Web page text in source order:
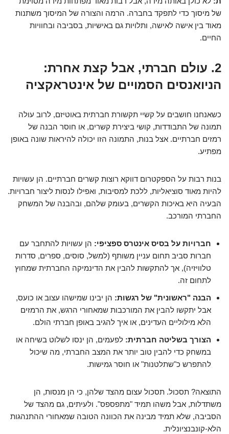
של מיסוך כדי לתפקד בחברה. הרמה והצורה של המיסוך משתנות
מאוד בין אישה לאישה, ותלויות גם באישיות, בסביבה ובחוויות
החיים.
2. עולם חברתי, אבל קצת אחרת:
הניואנסים הסמויים של אינטראקציה
כשאנחנו חושבים על קשיי תקשורת חברתית באוטיזם, לרוב עולה
תמונה של התבודדות, קושי ביצירת קשרים, או חוסר הבנה של
רמזים חברתיים. אצל בנות, התמונה הזו יכולה להיראות שונה באופן
מפתיע.
בנות רבות על הספקטרום דווקא רוצות קשרים חברתיים. הן עשויות
להיות מאוד סוציאליות, ללכת למסיבות, ואפילו לנסות ליצור חברויות.
הבעיה היא באיכות הקשרים, בעומק שלהם, ובהבנה של המשחק
החברתי המורכב.
חברויות על בסיס אינטרס ספציפי: הן עשויות להתחבר עם
חברות סביב תחום עניין משותף (למשל, סוסים, ספרים, סדרות
טלוויזיה), אך להתקשות להבין את הדינמיקה החברתית שמחוץ
לתחום זה.
הבנה "ראשונית" של רגשות: הן יבינו שמישהו עצוב או כועס,
אבל יתקשו להבין את המורכבות שמאחורי הרגש, את הרמזים
הלא מילוליים העדינים, או איך להגיב באופן חברתי הולם.
הצורך בשליטה חברתית: לפעמים, הן ינסו לשלוט בשיחה או
במשחק כדי להבין טוב יותר את המצב החברתי, מה שיכול
להתפרש כ"שתלטנות" או חוסר גמישות.
התוצאה? תסכול. תסכול עצום מהצד שלהן, כי הן מנסות, הן
משתדלות, אבל משהו תמיד "מתפספס". ולעיתים, גם מהצד של
הסביבה, שלא תמיד מבינה את הכוונה הטובה שמאחורי ההתנהגות
הלא-קונבנציונלית.